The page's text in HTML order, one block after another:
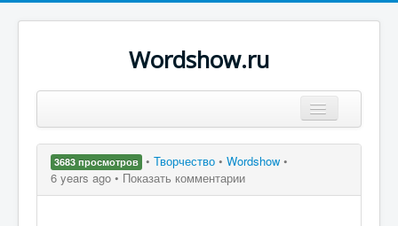
Wordshow.ru
Популярные цитаты
3683 просмотров • Творчество • Wordshow •
6 years ago • Показать комментарии